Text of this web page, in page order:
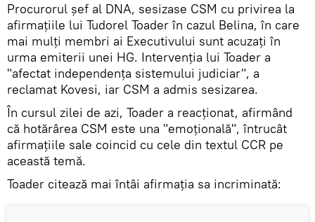
Procurorul şef al DNA, sesizase CSM cu privirea la
afirmațiile lui Tudorel Toader în cazul Belina, în care
mai mulți membri ai Executivului sunt acuzați în
urma emiterii unei HG. Intervenția lui Toader a
"afectat independenţa sistemului judiciar", a
reclamat Kovesi, iar CSM a admis sesizarea.
În cursul zilei de azi, Toader a reacționat, afirmând
că hotărârea CSM este una "emoțională", întrucât
afirmațiile sale coincid cu cele din textul CCR pe
această temă.
Toader citează mai întâi afirmația sa incriminată: